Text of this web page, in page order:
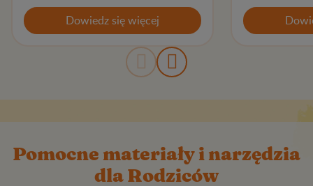
Dowiedz się więcej
Pomocne materiały i narzędzia
dla Rodziców